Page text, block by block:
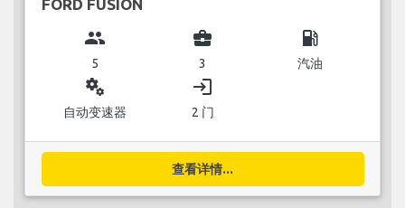
FORD FUSION
group
5
business_center
3
local_gas_station
汽油
miscellaneous_services
自动变速器
login
2 门
查看详情...